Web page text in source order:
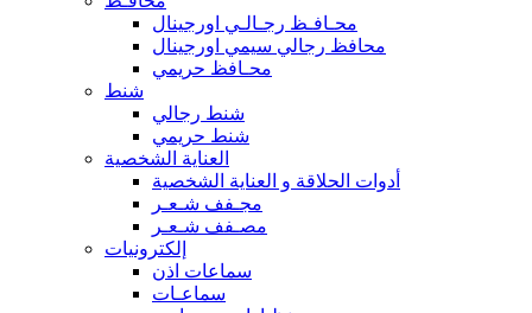
محـافـظ رجـالـي اورجينال
محافظ رجالي سيمي اورجينال
محـافظ حريمي
شنط
شنط رجالي
شنط حريمي
العناية الشخصية
أدوات الحلاقة و العناية الشخصية
مجـفف شـعـر
مصـفف شـعـر
إلكترونيات
سماعات اذن
سماعـات